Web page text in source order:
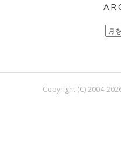
Copyright (C) 2004-